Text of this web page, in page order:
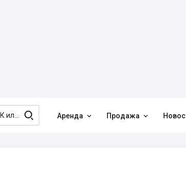
 Аренда  Продажа 